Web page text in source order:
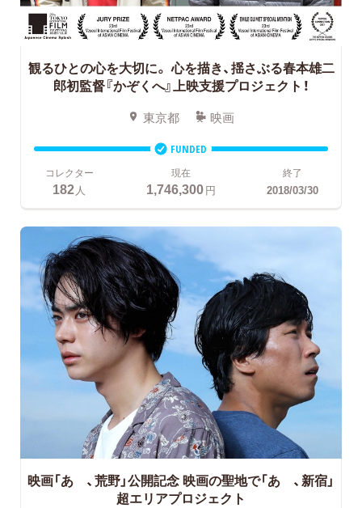
観るひとの心を大切に。 心を描き、揺さぶる春本雄二
郎初監督『かぞくへ』上映支援プロジェクト！
東京都 映画
FUNDED
コレクター
182人
現在
1,746,300円
終了
2018/03/30
映画「あゝ、荒野」公開記念映画の聖地で「あゝ、新宿」
超エリアプロジェクト